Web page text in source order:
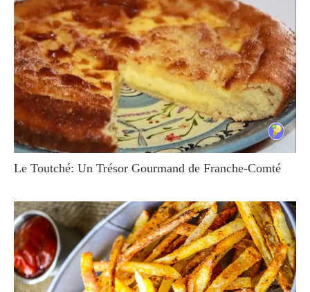
Le Toutché: Un Trésor Gourmand de Franche-Comté